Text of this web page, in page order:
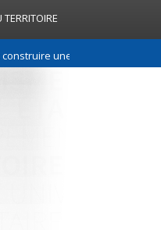
une relation de confiance